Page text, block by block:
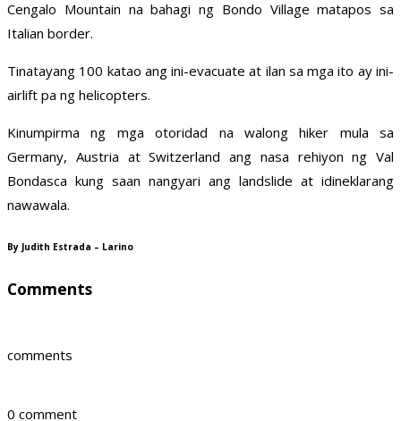
Cengalo Mountain na bahagi ng Bondo Village matapos sa
Italian border.
Tinatayang 100 katao ang ini-evacuate at ilan sa mga ito ay ini-
airlift pa ng helicopters.
Kinumpirma ng mga otoridad na walong hiker mula sa
Germany, Austria at Switzerland ang nasa rehiyon ng Val
Bondasca kung saan nangyari ang landslide at idineklarang
nawawala.
By Judith Estrada – Larino
Comments
comments
0 comment